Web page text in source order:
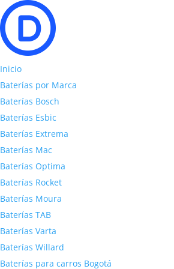
Inicio
Baterías por Marca
Baterías Bosch
Baterías Esbic
Baterías Extrema
Baterías Mac
Baterías Optima
Baterías Rocket
Baterías Moura
Baterías TAB
Baterías Varta
Baterías Willard
Baterías para carros Bogotá